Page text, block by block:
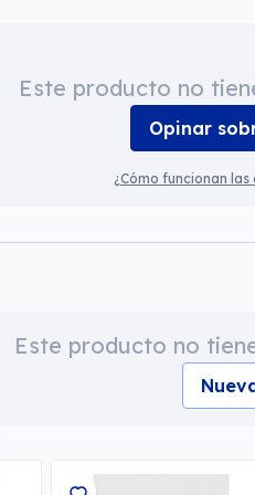
Este producto no
Opinar
¿Cómo funcionan las
Este producto no